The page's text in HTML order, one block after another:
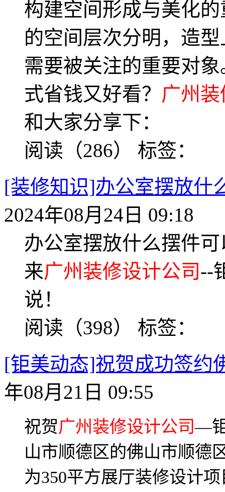
构建空间形成与美化
的空间层次分明，造
需要被关注的重要对
式省钱又好看？ 广州
和大家分享下：
阅读（286） 标签：
[装修知识]办公室摆放什
2024年08月24日 09:18
办公室摆放什么摆件
来广州装修设计公司--
说！
阅读（398） 标签：
[钜美动态]祝贺成功签约
年08月21日 09:55
祝贺广州装修设计公司—
山市顺德区的佛山市顺德
为350平方展厅装修设计